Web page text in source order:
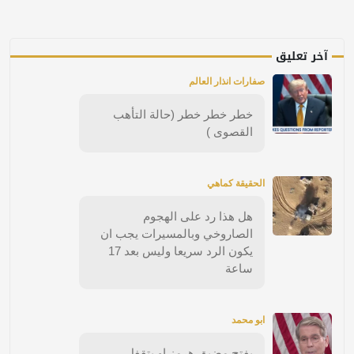
آخر تعليق
صفارات انذار العالم
خطر خطر خطر (حالة التأهب
القصوى )
الحقيقة كماهي
هل هذا رد على الهجوم
الصاروخي وبالمسيرات يجب ان
يكون الرد سريعا وليس بعد 17
ساعة
ابو محمد